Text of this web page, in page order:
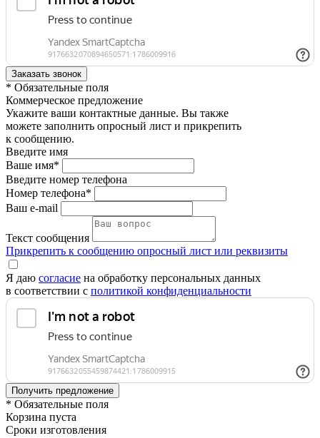
* Обязательные поля
Коммерческое предложение
Укажите ваши контактные данные. Вы также
можете заполнить опросный лист и прикрепить
к сообщению.
Введите имя
Ваше имя*
Введите номер телефона
Номер телефона*
Ваш e-mail
Текст сообщения
Прикрепить к сообщению опросный лист или реквизиты
Я даю согласие на обработку персональных данных
в соответствии с политикой конфиденциальности
* Обязательные поля
Корзина пуста
Сроки изготовления